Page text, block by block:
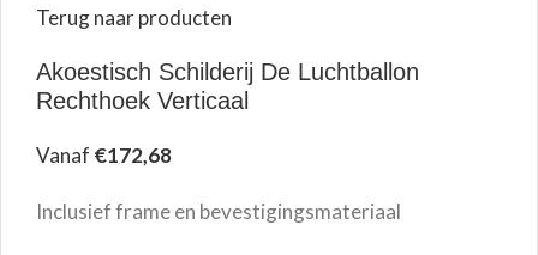
Terug naar producten
Akoestisch Schilderij De Luchtballon
Rechthoek Verticaal
Vanaf €172,68
Inclusief frame en bevestigingsmateriaal